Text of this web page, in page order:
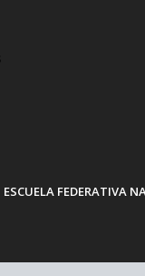
ESCUELA FEDERATIVA